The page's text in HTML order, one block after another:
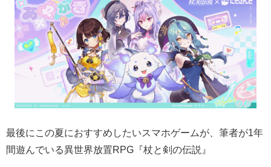
最後にこの夏におすすめしたいスマホゲームが、筆者が1年
間遊んでいる異世界放置RPG『杖と剣の伝説』